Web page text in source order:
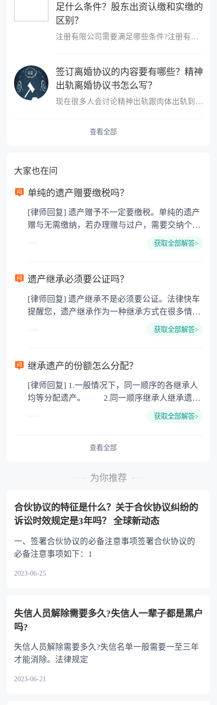
足什么条件？股东出资认缴和实缴的
区别？
注册有限公司需要满足哪些条件?注册有限公司需要满足什么条件?1、股
签订离婚协议的内容要有哪些？精神
出轨离婚协议书怎么写？
现在很多人会讨论精神出轨跟肉体出轨到底哪个更严重？这个不同的人
查看全部
大家也在问
单纯的遗产赠要缴税吗？
[律师回复] 遗产赠予不一定要缴税。单纯的遗产
赠与无需缴纳，若办理赠与过户，需要交纳个人
所得税、契税和公证费。赠与过户是没有增值税
要缴纳公证费，具体如下： 1. 公证费：按房
3. 印花税：按房屋评估价的0.05%缴纳 4. 土
地增值税：按房价1%缴纳 5. 房屋产权登记费：
获取全部解答>
遗产继承必须要公证吗？
[律师回复] 遗产继承不是必须要公证。法律快车
提醒您，遗产继承作为一种继承方式在很多情况
下都是不需要公证的，当然，如果需要公正的也
以防对财产继承发生纠纷，可以对遗产继承进行
公证。
获取全部解答>
继承遗产的份额怎么分配？
[律师回复] 1.一般情况下，同一顺序的各继承人
均等分配遗产。 2.同一顺序继承人继承遗产
或者与被继承人共同生活的继承人，分配遗产
的继承人，不尽扶养义务的，分配遗产时，应当
获取全部解答>
查看全部
为你推荐
合伙协议的特征是什么？关于合伙协议纠纷的
诉讼时效规定是3年吗？ 全球新动态
一、签署合伙协议的必备注意事项签署合伙协议的
必备注意事项如下：1
2023-06-25
失信人员解除需要多久?失信人一辈子都是黑户
吗?
失信人员解除需要多久?失信名单一般需要一至三年
才能消除。法律规定
2023-06-21